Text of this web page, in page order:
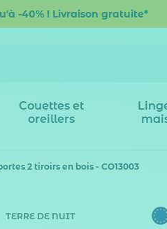
-40% ! Livraison gratuite*
Couettes et
oreillers
2 tiroirs en bois - CO13003
TERRE DE NUIT